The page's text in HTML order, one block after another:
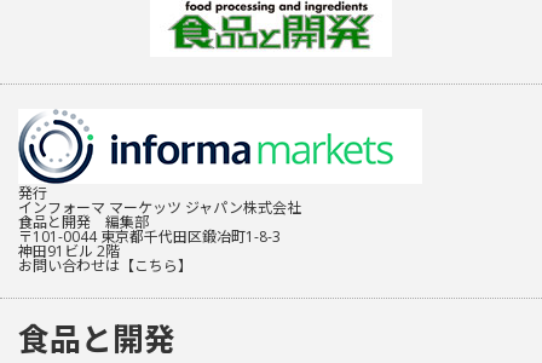
発行
インフォーマ マーケッツ ジャパン株式会社
食品と開発 編集部
〒101-0044 東京都千代田区鍛冶町1-8-3
神田91ビル 2階
お問い合わせは 【こちら】
食品と開発